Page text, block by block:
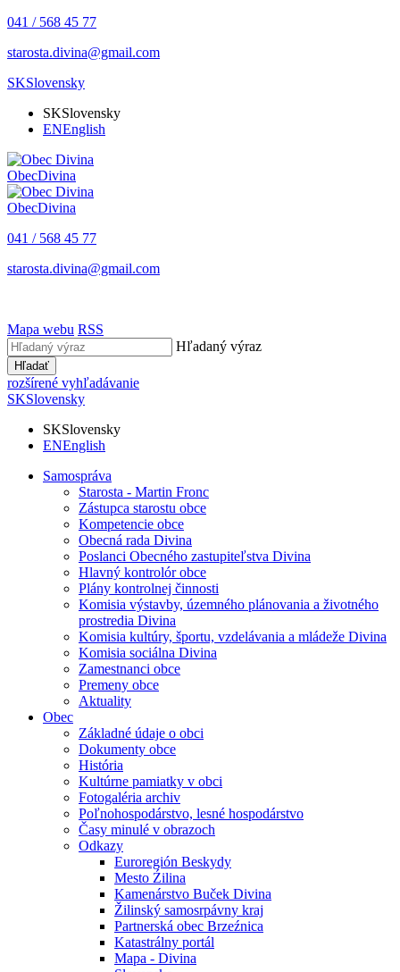
041 / 568 45 77
starosta.divina@gmail.com
SKSlovensky
SKSlovensky
ENEnglish
ObecDivina
ObecDivina
041 / 568 45 77
starosta.divina@gmail.com
Mapa webu RSS
Hľadaný výraz
Hľadať
rozšírené vyhľadávanie
SKSlovensky
SKSlovensky
ENEnglish
Samospráva
Starosta - Martin Fronc
Zástupca starostu obce
Kompetencie obce
Obecná rada Divina
Poslanci Obecného zastupiteľstva Divina
Hlavný kontrolór obce
Plány kontrolnej činnosti
Komisia výstavby, územného plánovania a životného
prostredia Divina
Komisia kultúry, športu, vzdelávania a mládeže Divina
Komisia sociálna Divina
Zamestnanci obce
Premeny obce
Aktuality
Obec
Základné údaje o obci
Dokumenty obce
História
Kultúrne pamiatky v obci
Fotogaléria archiv
Poľnohospodárstvo, lesné hospodárstvo
Časy minulé v obrazoch
Odkazy
Euroregión Beskydy
Mesto Źilina
Kamenárstvo Buček Divina
Žilinský samosrpávny kraj
Partnerská obec Brzeźnica
Katastrálny portál
Mapa - Divina